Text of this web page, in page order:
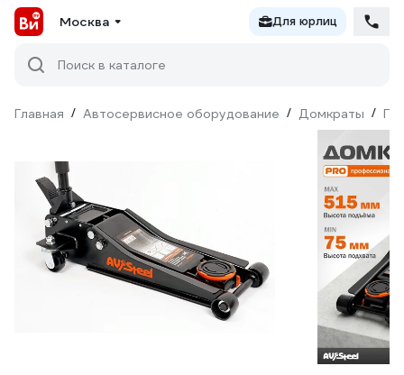
Москва Для юрлиц
Поиск в каталоге
Главная / Автосервисное оборудование / Домкраты /